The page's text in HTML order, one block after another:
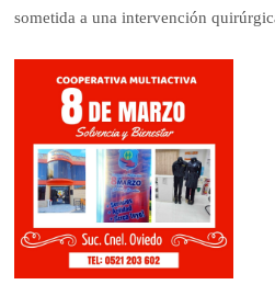
sometida a una intervención